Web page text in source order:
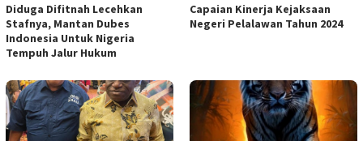
Diduga Difitnah Lecehkan
Stafnya, Mantan Dubes
Indonesia Untuk Nigeria
Tempuh Jalur Hukum
Capaian Kinerja Kejaksaan
Negeri Pelalawan Tahun 2024